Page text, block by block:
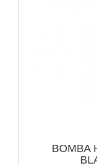
BOMBA